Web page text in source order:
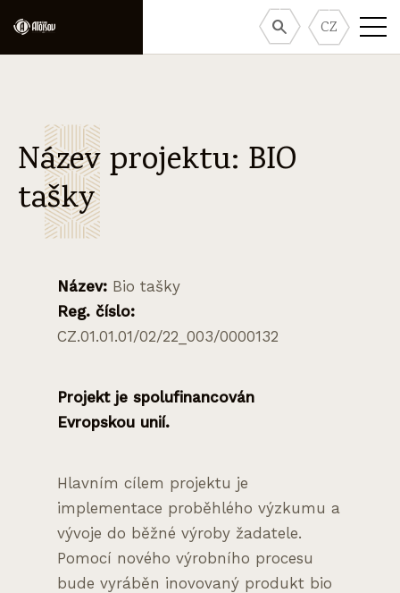
CZ
Název projektu: BIO
tašky
Název: Bio tašky
Reg. číslo:
CZ.01.01.01/02/22_003/0000132
Projekt je spolufinancován
Evropskou unií.
Hlavním cílem projektu je
implementace proběhlého výzkumu a
vývoje do běžné výroby žadatele.
Pomocí nového výrobního procesu
bude vyráběn inovovaný produkt bio